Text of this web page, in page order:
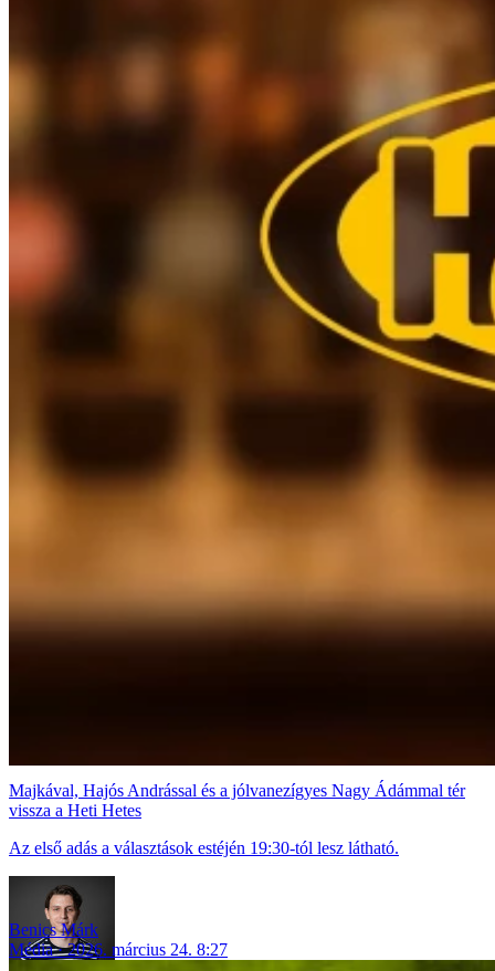
Majkával, Hajós Andrással és a jólvanezígyes Nagy Ádámmal tér
vissza a Heti Hetes
Az első adás a választások estéjén 19:30-tól lesz látható.
Benics Márk
Média
2026. március 24. 8:27